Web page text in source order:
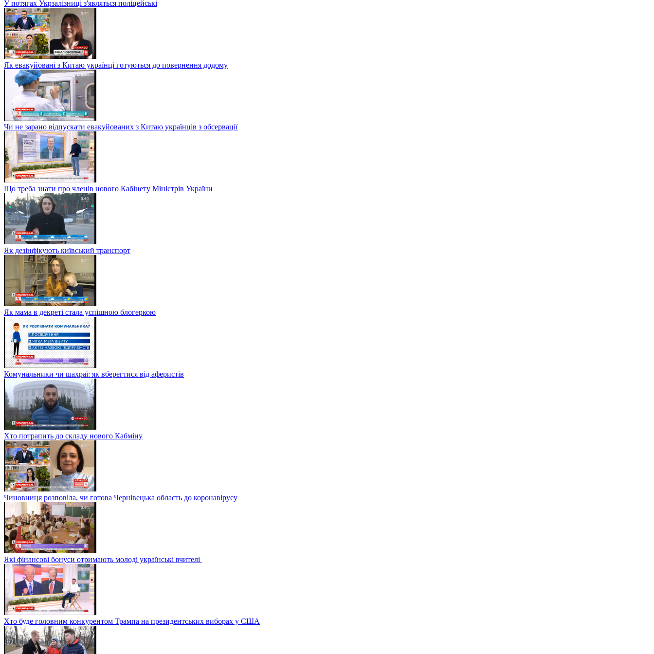
У потягах Укрзалізниці з'являться поліцейські
Як евакуйовані з Китаю українці готуються до повернення додому
Чи не зарано відпускати евакуйованих з Китаю українців з обсервації
Що треба знати про членів нового Кабінету Міністрів України
Як дезінфікують київський транспорт
Як мама в декреті стала успішною блогеркою
Комунальники чи шахраї: як вберегтися від аферистів
Хто потрапить до складу нового Кабміну
Чиновниця розповіла, чи готова Чернівецька область до коронавірусу
Які фінансові бонуси отримають молоді українські вчителі
Хто буде головним конкурентом Трампа на президентських виборах у США